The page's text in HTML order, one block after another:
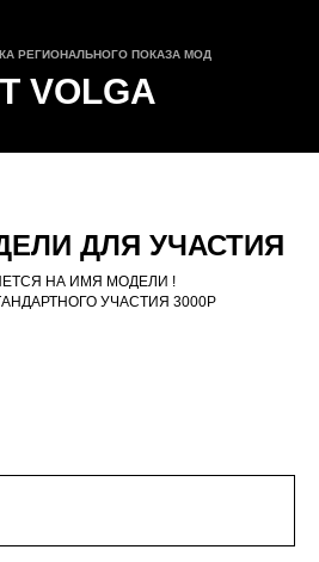
РЕГИОНАЛЬНОГО ПОКАЗА МОД
VOLGA
ДЛЯ УЧАСТИЯ
НА ИМЯ МОДЕЛИ !
УЧАСТИЯ 3000Р